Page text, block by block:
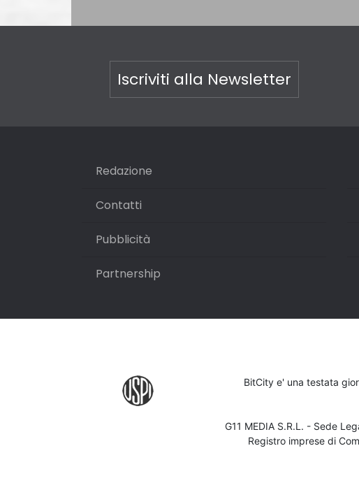
Iscriviti alla Newsletter
Redazione
Contatti
Pubblicità
Partnership
BitCity e' una testata
G11 MEDIA S.R.L. - Sede
Registro imprese di